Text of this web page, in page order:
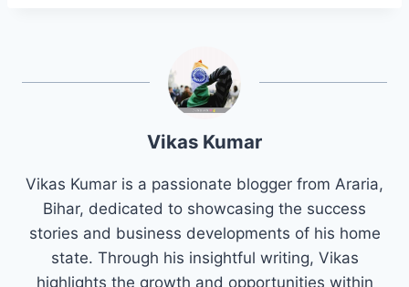
Vikas Kumar
Vikas Kumar is a passionate blogger from Araria,
Bihar, dedicated to showcasing the success
stories and business developments of his home
state. Through his insightful writing, Vikas
highlights the growth and opportunities within